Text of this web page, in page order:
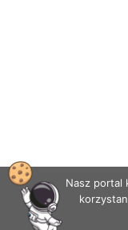
Nasz portal